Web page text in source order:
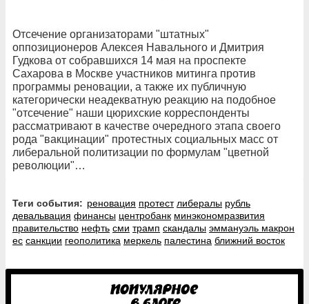
Отсечение организаторами "штатных"
оппозиционеров Алексея Навального и Дмитрия
Гудкова от собравшихся 14 мая на проспекте
Сахарова в Москве участников митинга против
программы реновации, а также их публичную
категорически неадекватную реакцию на подобное
"отсечение" наши цюрихские корреспонденты
рассматривают в качестве очередного этапа своего
рода "вакцинации" протестных социальных масс от
либеральной политизации по формулам "цветной
революции"…
Теги события: реновация протест либералы рубль
девальвация финансы центробанк минэкономразвития
правительство нефть сми трамп скандалы эммануэль макрон
ес санкции геополитика меркель палестина ближний восток